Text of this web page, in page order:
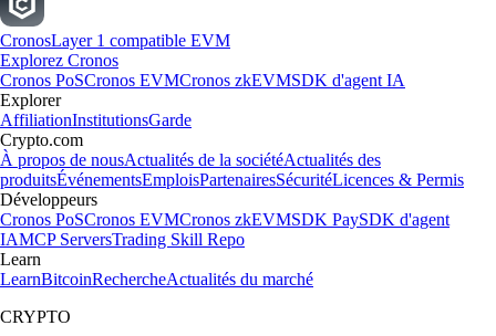
CronosLayer 1 compatible EVM
Explorez Cronos
Cronos PoSCronos EVMCronos zkEVMSDK d'agent IA
Explorer
AffiliationInstitutionsGarde
Crypto.com
À propos de nousActualités de la sociétéActualités des
produitsÉvénementsEmploisPartenairesSécuritéLicences & Permis
Développeurs
Cronos PoSCronos EVMCronos zkEVMSDK PaySDK d'agent
IAMCP ServersTrading Skill Repo
Learn
LearnBitcoinRechercheActualités du marché
CRYPTO